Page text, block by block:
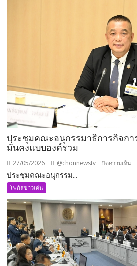
ประชุมคณะอนุกรรมาธิการกิจกา
มั่นคงแบบองค์รวม
27/05/2026 @chonnewstv ปิดความเห็น
ก
ท
ด้
ค
มั่
ประชุมคณะอนุกรรม...
โฟกัสข่าวเด่น